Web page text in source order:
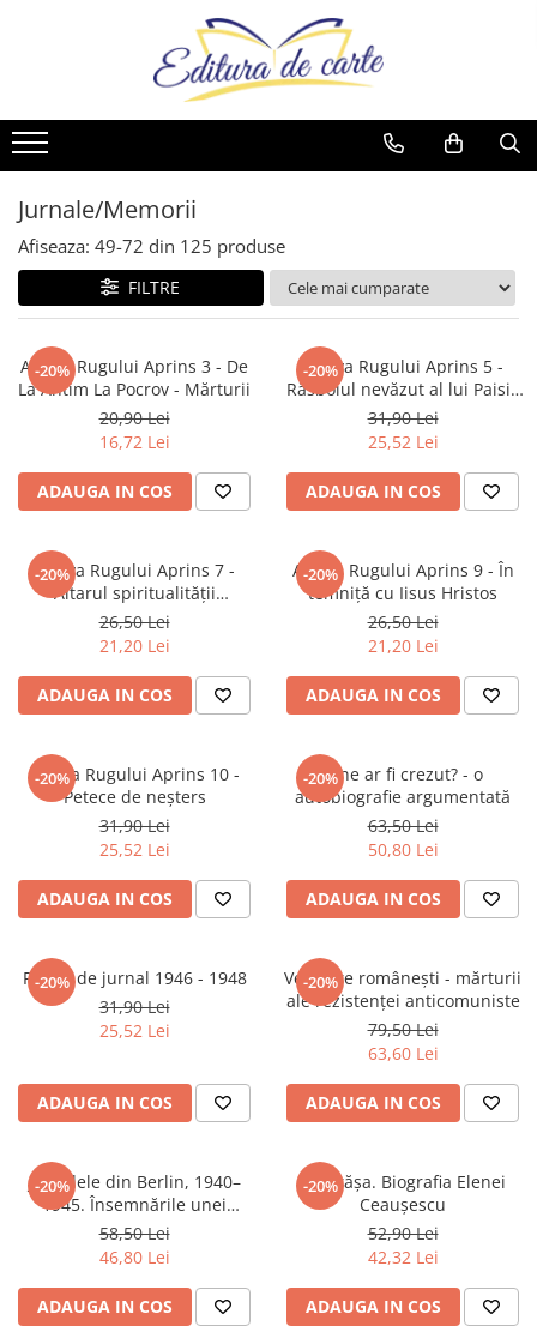
Toate Produsele
Comunicate
Capital
Evenimentul Zilei
Cărți
Artă
Beletristică
Cele mai vândute
Cultură generală
Cărți pentru copii
Dezvoltare personală
Eseistica
Filosofie
Gastronomie
Hobby
Istorie
Istorie/Critica
Jurnale/Memorii
Manuale scolare/Cursuri
Poezie
Proză
Psihologie
Spiritualitate/Ezoterism
Sport
Stiinte/Educatie
Noutăți
Reviste
Capital
Reviste
Comunicate
Cărți
Reviste
Jurnale/Memorii
Afiseaza: 49-72 din 125 produse
FILTRE
-20%
Arhiva Rugului Aprins 3 - De
La Antim La Pocrov - Mărturii
20,90 Lei
16,72 Lei
ADAUGA IN COS
-20%
Arhiva Rugului Aprins 5 -
Răsboiul nevăzut al lui Paisie
cel Mare
31,90 Lei
25,52 Lei
ADAUGA IN COS
-20%
Arhiva Rugului Aprins 7 -
Altarul spiritualității
romanești
26,50 Lei
21,20 Lei
ADAUGA IN COS
-20%
Arhiva Rugului Aprins 9 - În
temniță cu Iisus Hristos
26,50 Lei
21,20 Lei
ADAUGA IN COS
-20%
Arhiva Rugului Aprins 10 -
Petece de neșters
31,90 Lei
25,52 Lei
ADAUGA IN COS
-20%Cine ar fi crezut? - o
autobiografie argumentată
63,50 Lei
50,80 Lei
ADAUGA IN COS
-20%
Pagini de jurnal 1946 - 1948
31,90 Lei
25,52 Lei
ADAUGA IN COS
-20%
Vertebre românești - mărturii
ale rezistenței anticomuniste
79,50 Lei
63,60 Lei
ADAUGA IN COS
-20%
Jurnalele din Berlin, 1940–
1945. Însemnările unei
prințese ruse
58,50 Lei
46,80 Lei
ADAUGA IN COS
-20%
Tovarășa. Biografia Elenei
Ceaușescu
52,90 Lei
42,32 Lei
ADAUGA IN COS